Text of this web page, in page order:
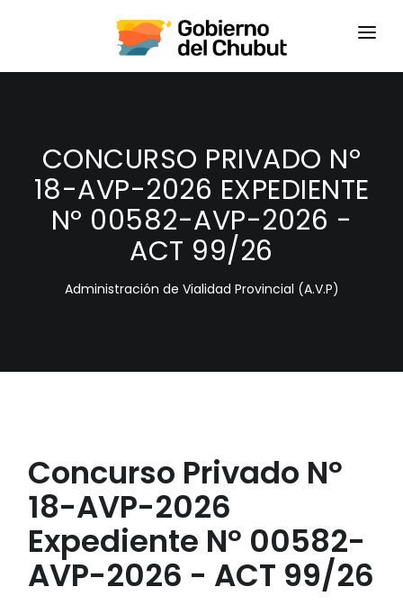
HOME
CONCURSO PRIVADO Nº
18-AVP-2026 EXPEDIENTE
Nº 00582-AVP-2026 -
ACT 99/26
Administración de Vialidad Provincial (A.V.P)
Concurso Privado Nº
18-AVP-2026
Expediente Nº 00582-
AVP-2026 - ACT 99/26